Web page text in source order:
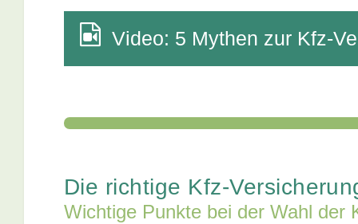
Video: 5 Mythen zur Kfz-
Die richtige Kfz-
Wichtige Punkte bei der Wahl der